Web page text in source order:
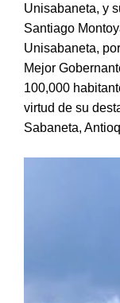
Unisabaneta, y
Santiago
Unisabaneta,
Mejor
100,000
virtud de su
Sabaneta,